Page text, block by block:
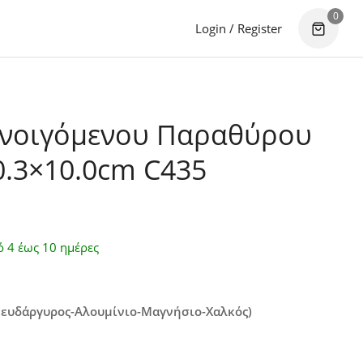
Login / Register
0
Παραθύρου
C435
4 έως 10 ημέρες
Αλουμίνιο-Μαγνήσιο-Χαλκός)